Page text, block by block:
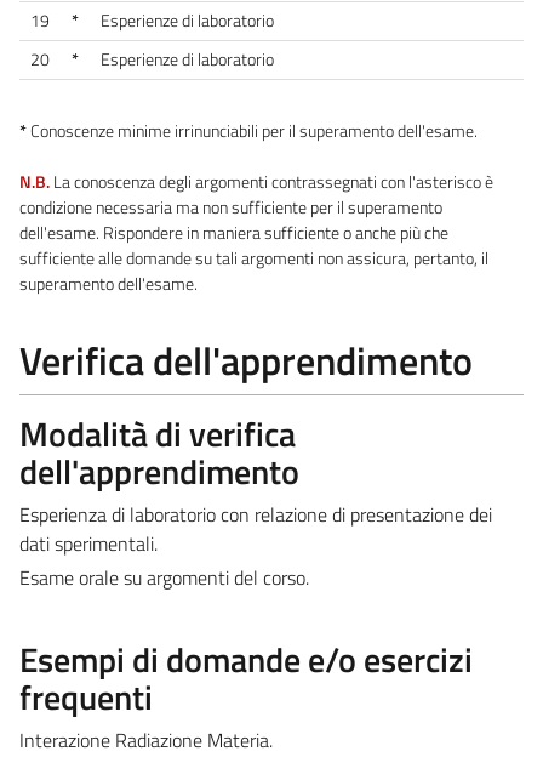
19
*
Esperienze di laboratorio
20
* Esperienze di laboratorio
*Conoscenze minime irrinunciabili per il superamento dell'esame.
N.B.La conoscenza degli argomenti contrassegnati con l'asterisco è
condizione necessaria ma non sufficiente per il superamento
dell'esame. Rispondere in maniera sufficiente o anche più che
sufficiente alle domande su tali argomenti non assicura, pertanto, il
superamento dell'esame.
Verifica dell'apprendimento
Modalità di verifica
dell'apprendimento
Esperienza di laboratorio con relazione di presentazione dei
dati sperimentali.
Esame orale su argomenti del corso.
Esempi di domande e/o esercizi
frequenti
Interazione Radiazione Materia.